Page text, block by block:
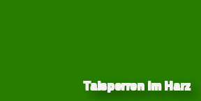
Talsperren im Harz